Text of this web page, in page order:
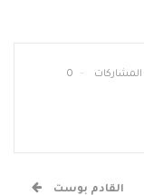
0
القادم بوست